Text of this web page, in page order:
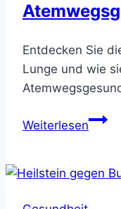
Entdecken Sie
Lunge und wie
Weiterlesen